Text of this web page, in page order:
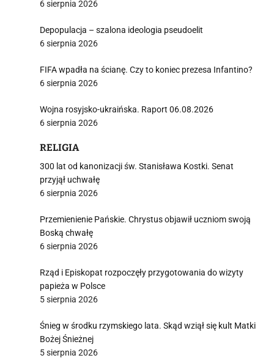
6 sierpnia 2026
Depopulacja – szalona ideologia pseudoelit
6 sierpnia 2026
FIFA wpadła na ścianę. Czy to koniec prezesa Infantino?
6 sierpnia 2026
Wojna rosyjsko-ukraińska. Raport 06.08.2026
6 sierpnia 2026
RELIGIA
300 lat od kanonizacji św. Stanisława Kostki. Senat
przyjął uchwałę
6 sierpnia 2026
Przemienienie Pańskie. Chrystus objawił uczniom swoją
Boską chwałę
6 sierpnia 2026
Rząd i Episkopat rozpoczęły przygotowania do wizyty
papieża w Polsce
5 sierpnia 2026
Śnieg w środku rzymskiego lata. Skąd wziął się kult Matki
Bożej Śnieżnej
5 sierpnia 2026